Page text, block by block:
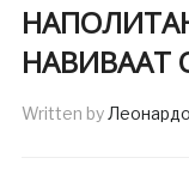
НАВИВААТ
Written byЛеонардо